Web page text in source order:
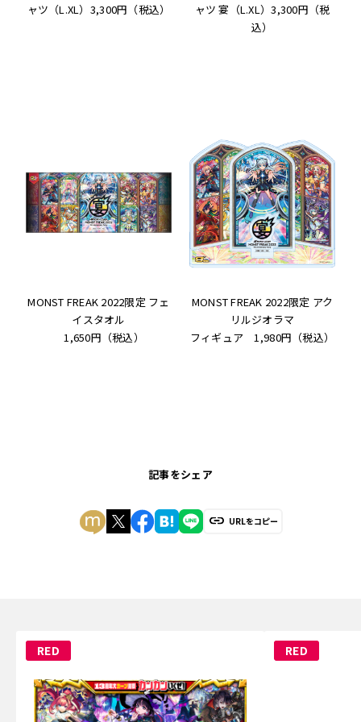
ャツ（L.XL）3,300円（税込）
ャツ 宴（L.XL）3,300円（税
込）
MONST FREAK 2022限定 フェ
イスタオル
1,650円（税込）
MONST FREAK 2022限定 アク
リルジオラマ
フィギュア 1,980円（税込）
記事をシェア
URLをコピー
RED RED